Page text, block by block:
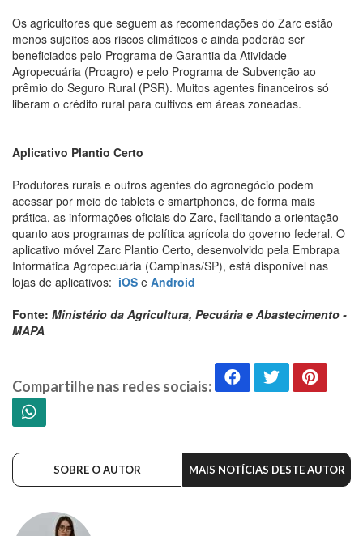
Os agricultores que seguem as recomendações do Zarc estão
menos sujeitos aos riscos climáticos e ainda poderão ser
beneficiados pelo Programa de Garantia da Atividade
Agropecuária (Proagro) e pelo Programa de Subvenção ao
prêmio do Seguro Rural (PSR). Muitos agentes financeiros só
liberam o crédito rural para cultivos em áreas zoneadas.
Aplicativo Plantio Certo
Produtores rurais e outros agentes do agronegócio podem
acessar por meio de tablets e smartphones, de forma mais
prática, as informações oficiais do Zarc, facilitando a orientação
quanto aos programas de política agrícola do governo federal. O
aplicativo móvel Zarc Plantio Certo, desenvolvido pela Embrapa
Informática Agropecuária (Campinas/SP), está disponível nas
lojas de aplicativos: iOS e Android
Fonte: Ministério da Agricultura, Pecuária e Abastecimento -
MAPA
Compartilhe nas redes sociais:
SOBRE O AUTOR MAIS NOTÍCIAS DESTE AUTOR